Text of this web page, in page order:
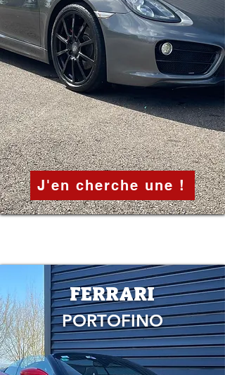
J'en cherche une !
FERRARI
PORTOFINO